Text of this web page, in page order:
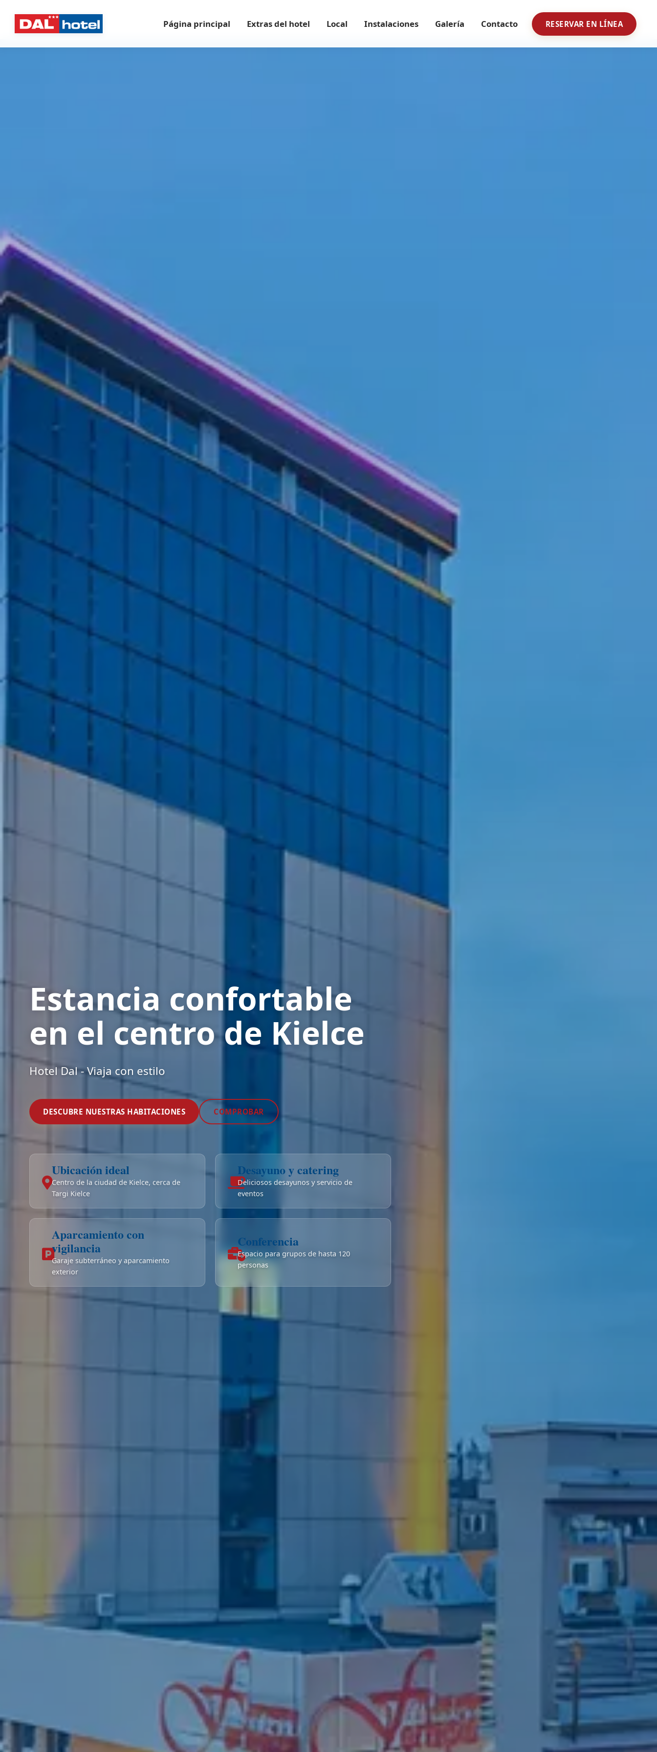
Página principal Extras del hotel Local Instalaciones Galería Contacto RESERVAR EN LÍNEA
Estancia confortable
en el centro de Kielce
Hotel Dal - Viaja con estilo
DESCUBRE NUESTRAS HABITACIONES COMPROBAR
Ubicación ideal
Centro de la ciudad de Kielce, cerca de
Targi Kielce
Desayuno y catering
Deliciosos desayunos y servicio de
eventos
Aparcamiento con
vigilancia
Garaje subterráneo y aparcamiento
exterior
Conferencia
Espacio para grupos de hasta 120
personas